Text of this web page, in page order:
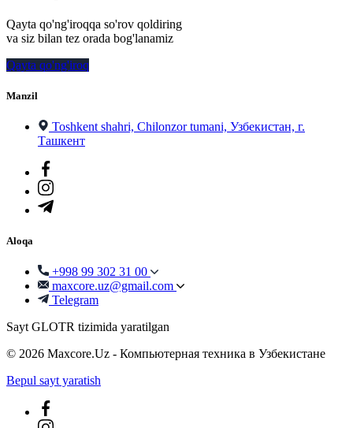
Qayta qo'ng'iroqqa so'rov qoldiring
va siz bilan tez orada bog'lanamiz
Qayta qo'ng'iroq
Manzil
Toshkent shahri, Chilonzor tumani, Узбекистан, г.
Ташкент
Aloqa
+998 99 302 31 00
maxcore.uz@gmail.com
Telegram
Sayt GLOTR tizimida yaratilgan
© 2026 Maxcore.Uz - Компьютерная техника в Узбекистане
Bepul sayt yaratish